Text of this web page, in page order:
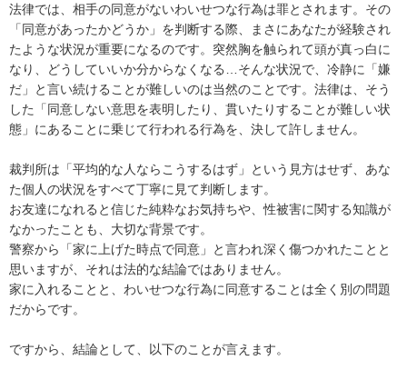
法律では、相手の同意がないわいせつな行為は罪とされます。その
「同意があったかどうか」を判断する際、まさにあなたが経験され
たような状況が重要になるのです。突然胸を触られて頭が真っ白に
なり、どうしていいか分からなくなる…そんな状況で、冷静に「嫌
だ」と言い続けることが難しいのは当然のことです。法律は、そう
した「同意しない意思を表明したり、貫いたりすることが難しい状
態」にあることに乗じて行われる行為を、決して許しません。
裁判所は「平均的な人ならこうするはず」という見方はせず、あな
た個人の状況をすべて丁寧に見て判断します。
お友達になれると信じた純粋なお気持ちや、性被害に関する知識が
なかったことも、大切な背景です。
警察から「家に上げた時点で同意」と言われ深く傷つかれたことと
思いますが、それは法的な結論ではありません。
家に入れることと、わいせつな行為に同意することは全く別の問題
だからです。
ですから、結論として、以下のことが言えます。